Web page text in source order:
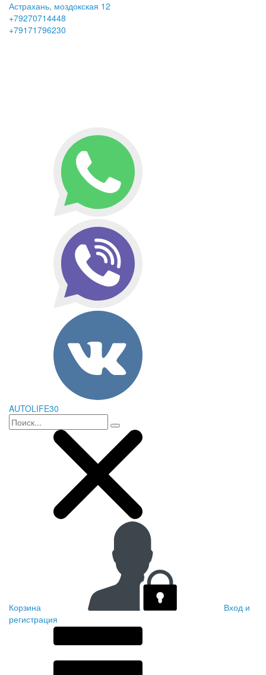
Астрахань, моздокская 12
+79270714448
+79171796230
AUTOLIFE30
Корзина
Вход и
регистрация